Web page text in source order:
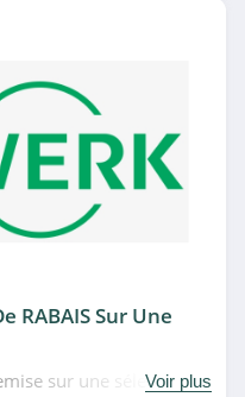
Laguiole Attitude
4.3
Mathon
4.0
Nisbets
RABAIS Sur Une
sur une sélection
Voir plus